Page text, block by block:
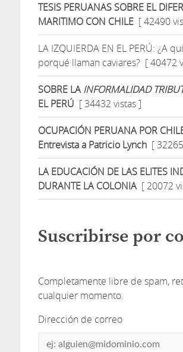
TESIS PERUANAS SOBRE EL
MARITIMO CON CHILE[ 42490
LA IZQUIERDA EN EL PERÚ: ¿A
porqué llaman caviares? [ 40472
SOBRE LAINFORMALIDAD
EL PERÚ [ 34432 vistas ]
OCUPACIÓN PERUANA POR
Entrevista a Patricio Lynch[ 32265
LA EDUCACIÓN DE LAS ELITES
DURANTE LA COLONIA[ 20072
Suscribirse por
Completamente libre de spam,
cualquier momento.
Dirección de correo
Dirección